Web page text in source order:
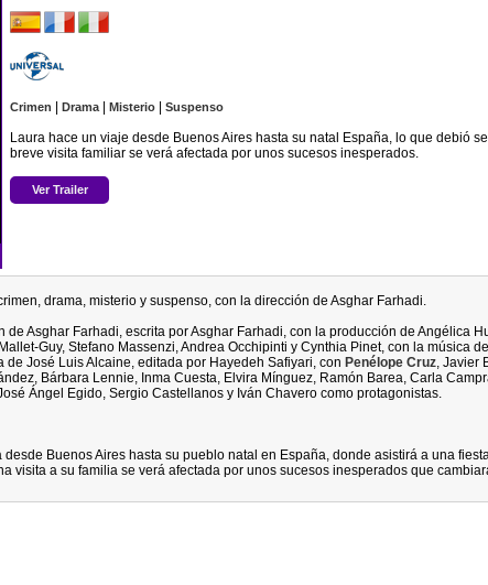
Crimen Drama| Misterio Suspenso
Laura hace un viaje desde Buenos Aires hasta su natal España, lo que debió
breve visita familiar se verá afectada por unos sucesos inesperados.
Ver Trailer
drama, misterio y suspenso, con la dirección de Asghar Farhadi.
de Asghar Farhadi, escrita por Asghar Farhadi, con la producción de Angélica
Guy, Stefano Massenzi, Andrea Occhipinti y Cynthia Pinet, con la música
de José Luis Alcaine, editada por Hayedeh Safiyari, con Penélope Cruz, Javier
Bárbara Lennie, Inma Cuesta, Elvira Mínguez, Ramón Barea, Carla
Ángel Egido, Sergio Castellanos y Iván Chavero como protagonistas.
desde Buenos Aires hasta su pueblo natal en España, donde asistirá a una
visita a su familia se verá afectada por unos sucesos inesperados que